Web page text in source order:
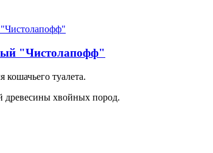
"Чистолапофф"
кошачьего туалета.
древесины хвойных пород.